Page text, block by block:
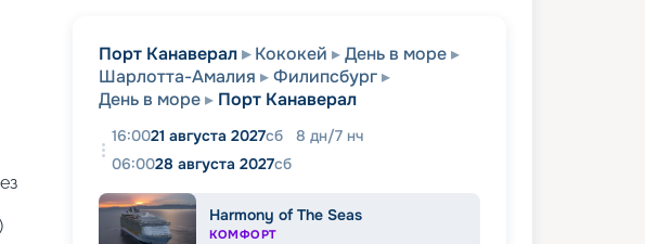
Порт Канаверал Кококей
День в море
Шарлотта-Амалия
Филипсбург
День в море
Порт Канаверал
16:0021 августа 2027сб 8 дн/7 нч
06:0028 августа 2027сб
Harmony of The Seas
КОМФОРТ